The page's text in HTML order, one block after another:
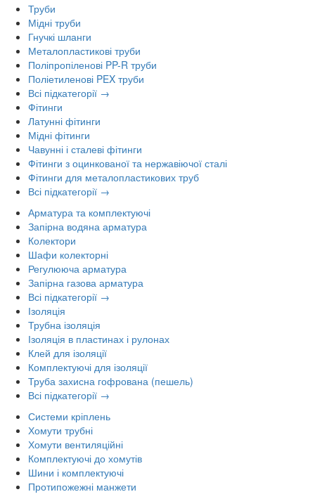
Труби
Мідні труби
Гнучкі шланги
Металопластикові труби
Поліпропіленові PP-R труби
Поліетиленові PEX труби
Всі підкатегорії →
Фітинги
Латунні фітинги
Мідні фітинги
Чавунні і сталеві фітинги
Фітинги з оцинкованої та нержавіючої сталі
Фітинги для металопластикових труб
Всі підкатегорії →
Арматура та комплектуючі
Запірна водяна арматура
Колектори
Шафи колекторні
Регулююча арматура
Запірна газова арматура
Всі підкатегорії →
Ізоляція
Трубна ізоляція
Ізоляція в пластинах і рулонах
Клей для ізоляції
Комплектуючі для ізоляції
Труба захисна гофрована (пешель)
Всі підкатегорії →
Системи кріплень
Хомути трубні
Хомути вентиляційні
Комплектуючі до хомутів
Шини і комплектуючі
Протипожежні манжети